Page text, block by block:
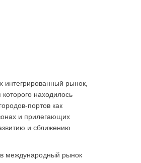
интегрированный рынок,
находилось
портов как
и прилегающих
и сближению
в международный рынок